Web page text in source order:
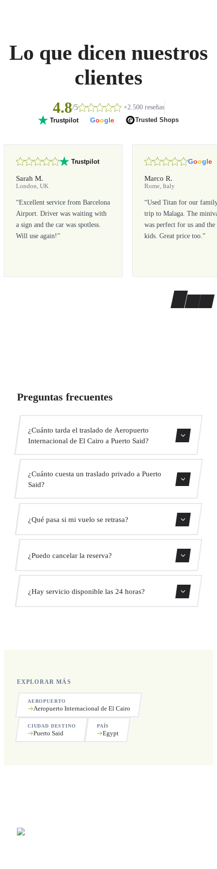
Lo que dicen nuestros
clientes
4.8/5 +2.500 reseñas
Trustpilot Google Trusted Shops
Trustpilot
Sarah M.
London, UK
“Excellent service from Barcelona
Airport. Driver was waiting with
a sign and the car was spotless.
Will use again!”
Google
Marco R.
Rome, Italy
“Used Titan for our
trip to Malaga. The
was perfect for us and the
kids. Great price too.”
Preguntas frecuentes
¿Cuánto tarda el traslado de Aeropuerto
Internacional de El Cairo a Puerto Said?
¿Cuánto cuesta un traslado privado a Puerto
Said?
Usa nuestro formulario de reserva para obtener un precio
fijo al instante. Sin cargos ocultos.
¿Qué pasa si mi vuelo se retrasa?
conductor ajustará automáticamente la hora de recogida
sin coste adicional.
¿Puedo cancelar la reserva?
recogida.
¿Hay servicio disponible las 24 horas?
EXPLORAR MÁS
AEROPUERTO
Aeropuerto Internacional de El Cairo
CIUDAD DESTINO
Puerto Said
PAÍS
Egypt